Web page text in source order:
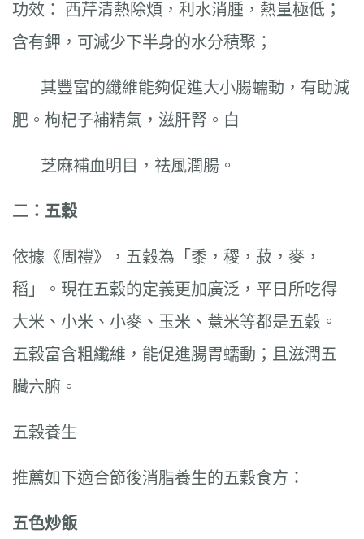
功效： 西芹清熱除煩，利水消腫，熱量極低；
含有鉀，可減少下半身的水分積聚；
其豐富的纖維能夠促進大小腸蠕動，有助減
肥。枸杞子補精氣，滋肝腎。白
芝麻補血明目，祛風潤腸。
二：五穀
依據《周禮》，五穀為「黍，稷，菽，麥，
稻」。現在五穀的定義更加廣泛，平日所吃得
大米、小米、小麥、玉米、薏米等都是五穀。
五穀富含粗纖維，能促進腸胃蠕動；且滋潤五
臟六腑。
五穀養生
推薦如下適合節後消脂養生的五穀食方：
五色炒飯